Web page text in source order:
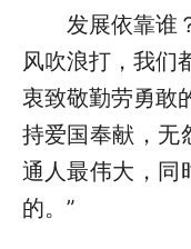
发展依靠谁？
风吹浪打，我们
衷致敬勤劳勇敢
持爱国奉献，无
通人最伟大，同
的。”